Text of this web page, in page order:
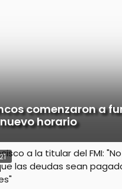
comenzaron a
horario